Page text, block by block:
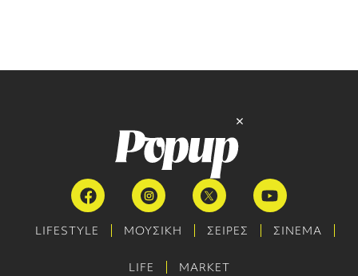
LIFESTYLE ΜΟΥΣΙΚΗ ΣΕΙΡΕΣ ΣΙΝΕΜΑ
LIFE MARKET